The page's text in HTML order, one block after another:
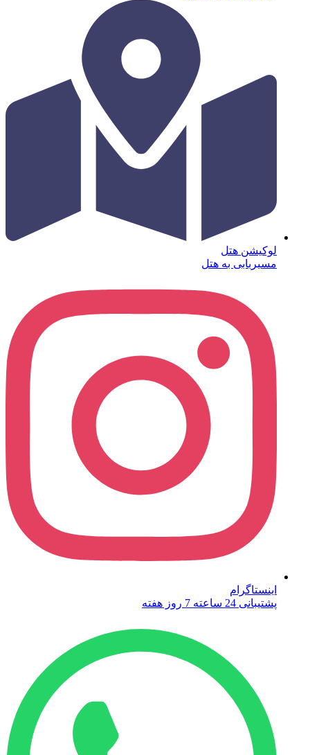
لوکیشن هتل
مسیربابی به هتل
اینستاگرام
پشتیبانی 24 ساعته 7 روز هفته